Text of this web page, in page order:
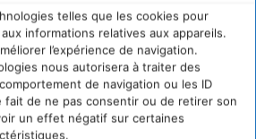
telles que les cookies pour
informations relatives aux appareils.
l’expérience de navigation.
nous autorisera à traiter des
de navigation ou les ID
fait de ne pas consentir ou de retirer son
un effet négatif sur certaines
inédit, à ce point stupéfiant que la
Ce qui nous arrive peut se
esprit n’est capable de le
nous sommes les contemporains de
vie. De la destruction des
De l’asservissement des